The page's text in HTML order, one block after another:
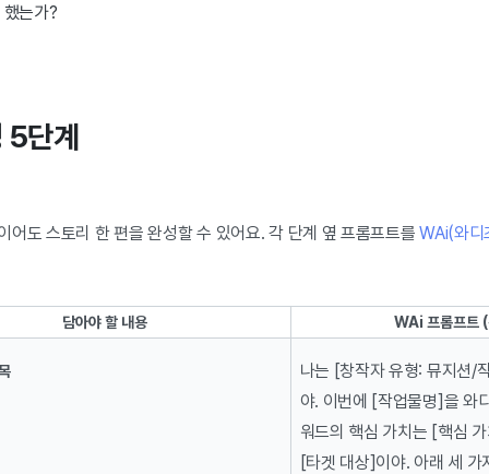
는가?
단계
어도 스토리 한 편을 완성할 수 있어요. 각 단계 옆 프롬프트를WAi(와디
담아야 할 내용 WAi 프롬프트
나는 [창작자 유형: 뮤지션/
야. 이번에 [작업물명]을 와
워드의 핵심 가치는 [핵심
[타겟 대상]이야. 아래 세